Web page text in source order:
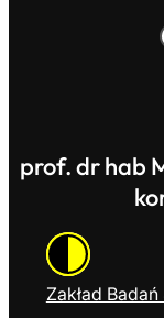
prof. dr hab
Zakład